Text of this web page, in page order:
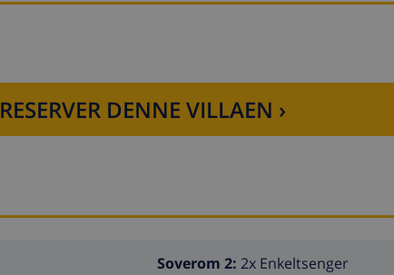
RESERVER DENNE VILLAEN ›
Soverom 2: 2x Enkeltsenger